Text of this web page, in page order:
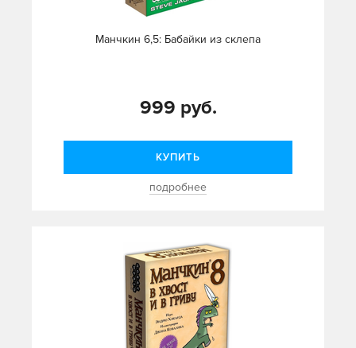
Манчкин 6,5: Бабайки из склепа
999 руб.
КУПИТЬ
подробнее